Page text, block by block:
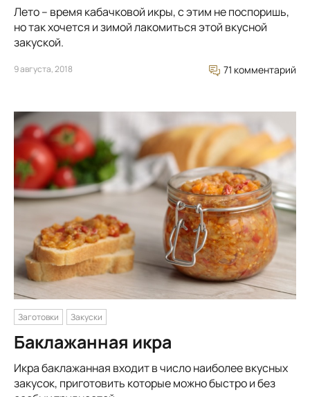
Лето – время кабачковой икры, с этим не поспоришь,
но так хочется и зимой лакомиться этой вкусной
закуской.
9 августа, 2018 71 комментарий
Заготовки Закуски
Баклажанная икра
Икра баклажанная входит в число наиболее вкусных
закусок, приготовить которые можно быстро и без